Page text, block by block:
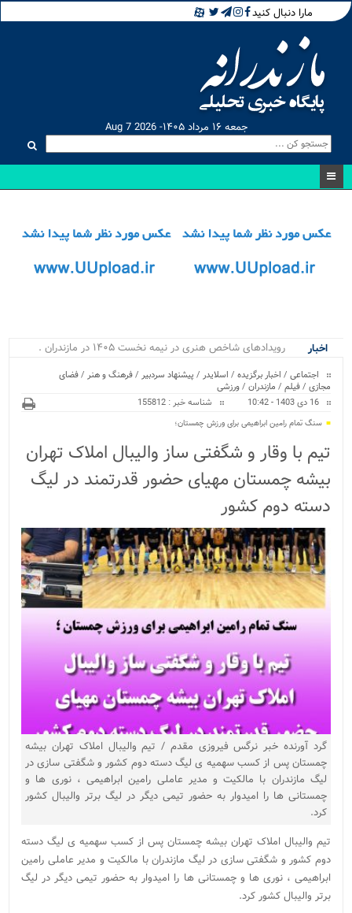
مارا دنبال کنید
جمعه ۱۶ مرداد ۱۴۰۵- Aug 7 2026
اخبار
رویدادهای شاخص هنری در نیمه نخست ۱۴۰۵ در مازندران برگزار _
اجتماعی / اخبار برگزیده / اسلایدر / پیشنهاد سردبیر /فرهنگ و هنر /فضای
مجازی /فیلم / مازندران /ورزشی
16 دی 1403 - 10:42
شناسه خبر : 155812
سنگ تمام رامین ابراهیمی برای ورزش چمستان؛
تیم با وقار و شگفتی ساز والیبال املاک تهران
بیشه چمستان مهیای حضور قدرتمند در لیگ
دسته دوم کشور
گرد آورنده خبر نرگس فیروزی مقدم / تیم والیبال املاک تهران بیشه
چمستان پس از کسب سهمیه ی لیگ دسته دوم کشور و شگفتی سازی در
لیگ مازندران با مالکیت و مدیر عاملی رامین ابراهیمی ، نوری ها و
چمستانی ها را امیدوار به حضور تیمی دیگر در لیگ برتر والیبال کشور
کرد.
تیم والیبال املاک تهران بیشه چمستان پس از کسب سهمیه ی لیگ دسته
دوم کشور و شگفتی سازی در لیگ مازندران با مالکیت و مدیر عاملی رامین
ابراهیمی ، نوری ها و چمستانی ها را امیدوار به حضور تیمی دیگر در لیگ
برتر والیبال کشور کرد.